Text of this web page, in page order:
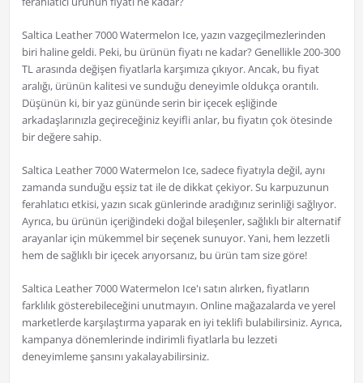
Saltica Leather 7000 Watermelon Ice, yazın vazgeçilmezlerinden
biri haline geldi. Peki, bu ürünün fiyatı ne kadar? Genellikle 200-300
TL arasında değişen fiyatlarla karşımıza çıkıyor. Ancak, bu fiyat
aralığı, ürünün kalitesi ve sunduğu deneyimle oldukça orantılı.
Düşünün ki, bir yaz gününde serin bir içecek eşliğinde
arkadaşlarınızla geçireceğiniz keyifli anlar, bu fiyatın çok ötesinde
bir değere sahip.
Saltica Leather 7000 Watermelon Ice, sadece fiyatıyla değil, aynı
zamanda sunduğu eşsiz tat ile de dikkat çekiyor. Su karpuzunun
ferahlatıcı etkisi, yazın sıcak günlerinde aradığınız serinliği sağlıyor.
Ayrıca, bu ürünün içeriğindeki doğal bileşenler, sağlıklı bir alternatif
arayanlar için mükemmel bir seçenek sunuyor. Yani, hem lezzetli
hem de sağlıklı bir içecek arıyorsanız, bu ürün tam size göre!
Saltica Leather 7000 Watermelon Ice'ı satın alırken, fiyatların
farklılık gösterebileceğini unutmayın. Online mağazalarda ve yerel
marketlerde karşılaştırma yaparak en iyi teklifi bulabilirsiniz. Ayrıca,
kampanya dönemlerinde indirimli fiyatlarla bu lezzeti
deneyimleme şansını yakalayabilirsiniz.